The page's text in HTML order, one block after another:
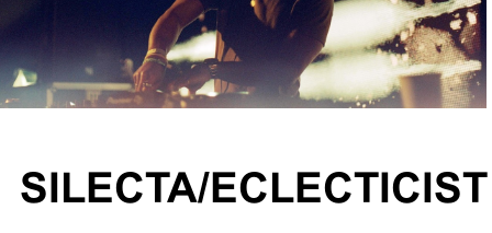
SILECTA/ECLECTICIST